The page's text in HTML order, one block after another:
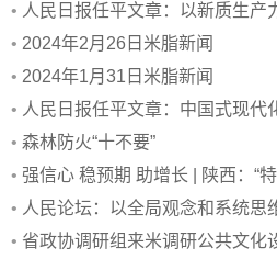
• 人民日报任平文章：以新质生产
• 2024年2月26日米脂新闻
• 2024年1月31日米脂新闻
• 人民日报任平文章：中国式现代
• 森林防火“十不要”
• 强信心 稳预期 助增长 | 陕西：“
• 人民论坛：以全局观念和系统思
• 省政协调研组来米调研公共文化